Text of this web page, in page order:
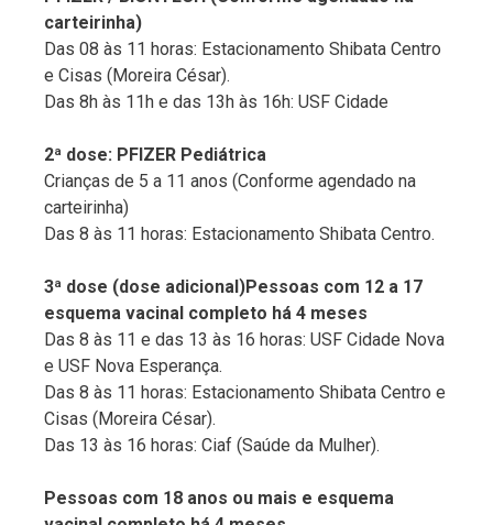
carteirinha)
Das 08 às 11 horas: Estacionamento Shibata Centro
e Cisas (Moreira César).
Das 8h às 11h e das 13h às 16h: USF Cidade
2ª dose: PFIZER Pediátrica
Crianças de 5 a 11 anos (Conforme agendado na
carteirinha)
Das 8 às 11 horas: Estacionamento Shibata Centro.
3ª dose (dose adicional)Pessoas com 12 a 17
esquema vacinal completo há 4 meses
Das 8 às 11 e das 13 às 16 horas: USF Cidade Nova
e USF Nova Esperança.
Das 8 às 11 horas: Estacionamento Shibata Centro e
Cisas (Moreira César).
Das 13 às 16 horas: Ciaf (Saúde da Mulher).
Pessoas com 18 anos ou mais e esquema